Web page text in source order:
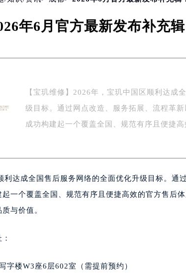
3号港汇中心写字楼2座37层3705室（需提前预约）
29号星耀天地写字楼1号楼18层1803室（需提前预
道5号盐城金融城写字楼1号楼16层1604室（需提前
路399号置地商务中心东塔写字楼（华润万象城）
路379号世茂天际中心写字楼8层805室（需提前预
705号嘉兴世界贸易中心写字楼A座13层1304室（
中大道998号绿地双子塔（中央广场）A1座办公
号万菱汇国际中心写字楼A塔7层704室（需提前
5001号华润大厦写字楼17层1701室（需提前预约
年6月官方最新发布补充
【宝玑维修】2026年，宝玑中国区顺利达成
级目标。通过网点改造、服务拓展、流程革
成功构建起一个覆盖全国、规范有序且便捷
利达成全国售后服务网络的全面优化升级目标。通
一个覆盖全国、规范有序且便捷高效的官方售后
与价值。
字楼W3座6层602室（需提前预约）